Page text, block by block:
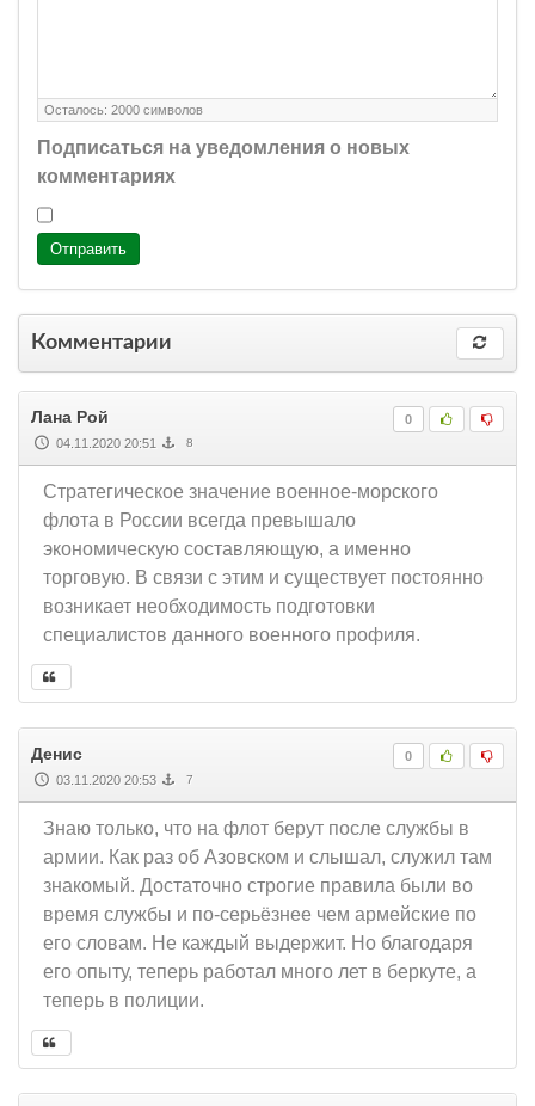
Осталось: 2000 символов
Подписаться на уведомления о новых
комментариях
Отправить
Комментарии
0
Лана Рой
04.11.2020 20:51 8
Стратегическое значение военное-морского
флота в России всегда превышало
экономическую составляющую, а именно
торговую. В связи с этим и существует постоянно
возникает необходимость подготовки
специалистов данного военного профиля.
0
Денис
03.11.2020 20:53 7
Знаю только, что на флот берут после службы в
армии. Как раз об Азовском и слышал, служил там
знакомый. Достаточно строгие правила были во
время службы и по-серьёзнее чем армейские по
его словам. Не каждый выдержит. Но благодаря
его опыту, теперь работал много лет в беркуте, а
теперь в полиции.